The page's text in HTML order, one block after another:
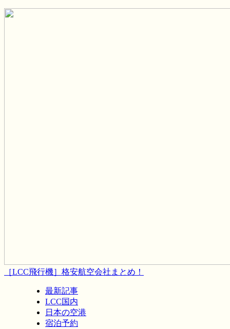
［LCC飛行機］格安航空会社まとめ！
最新記事
LCC国内
日本の空港
宿泊予約